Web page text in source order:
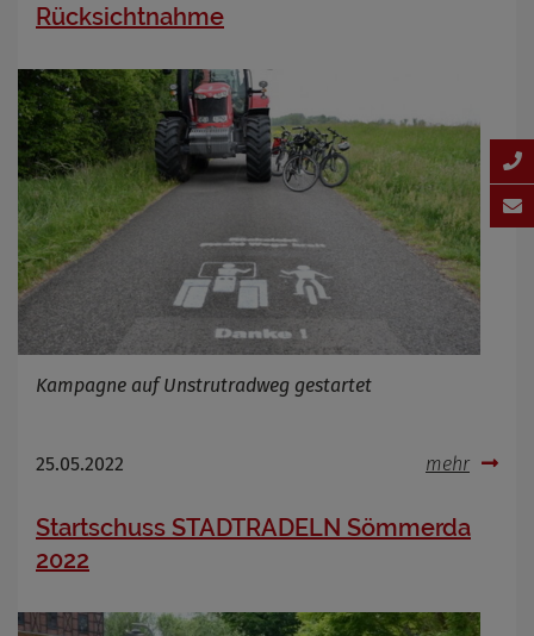
Rücksichtnahme
Kampagne auf Unstrutradweg gestartet
25.05.2022 mehr
Startschuss STADTRADELN Sömmerda
2022